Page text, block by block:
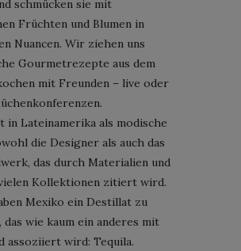
schmücken sie mit
Früchten und Blumen in
Nuancen. Wir ziehen uns
Gourmetrezepte aus dem
mit Freunden – live oder
in Lateinamerika als modische
die Designer als auch das
das durch Materialien und
Kollektionen zitiert wird.
Mexiko ein Destillat zu
das wie kaum ein anderes mit
assoziiert wird: Tequila.